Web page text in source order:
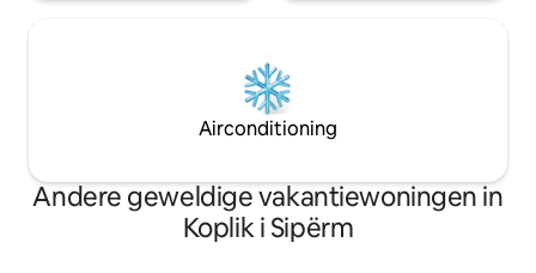
Airconditioning
Andere geweldige vakantiewoningen in
Koplik i Sipërm